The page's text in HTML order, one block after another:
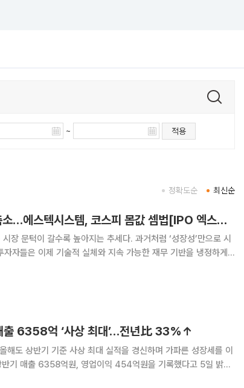
~ 적용
최신순
정확도순
본업 반등·자회사 적자 축소…에스텍시스템, 코스피 몸값 셈법[IPO 엑스레이]
장 문턱이 갈수록 높아지는 추세다. 과거처럼 ‘성장성’만으로 시
자들은 이제 기술적 실체와 지속 가능한 재무 기반을 냉정하게
술 경쟁력과 재무 건전성을
출 6358억 ‘사상 최대’…전년比 33%↑
해도 상반기 기준 사상 최대 실적을 경신하며 가파른 성장세를 이